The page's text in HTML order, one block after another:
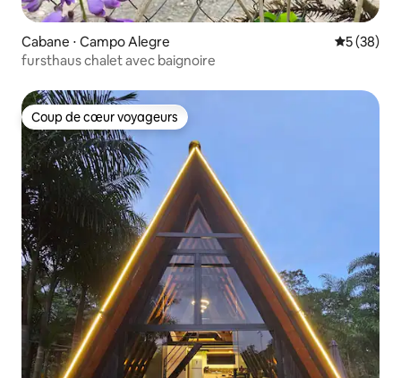
Cabane ⋅ Campo Alegre
5 (38)
fursthaus chalet avec baignoire
Coup de cœur voyageurs
Coup de cœur voyageurs